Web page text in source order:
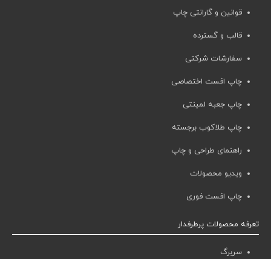
قوانین و گارانتی چاپ
قالب و گسترده
سفارشات شرکتی
چاپ افست اختصاصی
چاپ جعبه لمینتی
چاپ طلاکوب برجسته
راهنمای طراحی و چاپ
ویدیو محصولات
چاپ افست فوری
تعرفه محصولات پرطرفدار
سربرگ